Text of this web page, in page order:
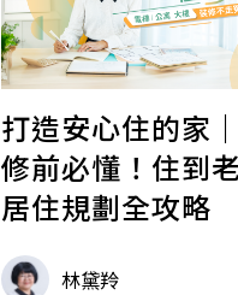
打造安心住的家
修前必懂！住到
居住規劃全攻略
林黛羚